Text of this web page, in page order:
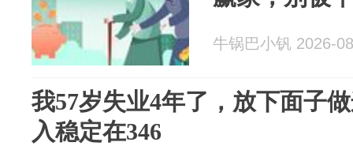
牛锅巴小钒 2026-
我57岁失业4年了，放下面子
入稳定在346